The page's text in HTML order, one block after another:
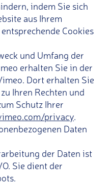
indem Sie sich
aus Ihrem
Cookies
und Umfang der
erhalten Sie in der
Dort erhalten Sie
Ihren Rechten und
Schutz Ihrer
privacy.
Daten
der Daten ist
Sie dient der